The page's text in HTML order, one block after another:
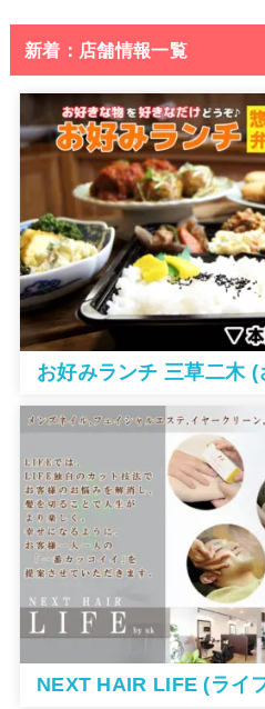
新着：店舗情報一覧
お好みランチ 三草二木 (
NEXT HAIR LIFE (ライ